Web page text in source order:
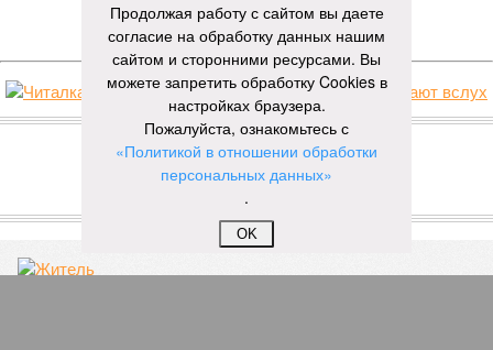
ЕЩЕ НОВОСТИ
НОВОСТИ ПАРТНЕРОВ
Новости smi2.ru
ЕЩЕ ИЗ РАЗДЕЛА «ОБЩЕСТВО»
Продолжая работу с сайтом вы даете
согласие на обработку данных нашим
сайтом и сторонними ресурсами. Вы
можете запретить обработку Cookies в
настройках браузера.
Пожалуйста, ознакомьтесь с
«Политикой в отношении обработки
персональных данных»
.
OK